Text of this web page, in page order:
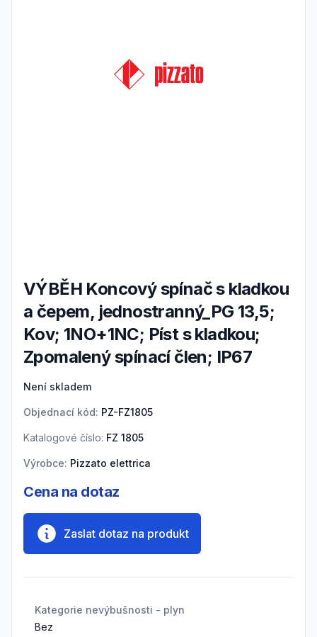
VÝBĚH Koncový spínač s kladkou
a čepem, jednostranný_PG 13,5;
Kov; 1NO+1NC; Píst s kladkou;
Zpomalený spínací člen; IP67
Není skladem
Objednací kód: PZ-FZ1805
Katalogové číslo: FZ 1805
Výrobce: Pizzato elettrica
Cena na dotaz
Zaslat dotaz na produkt
Kategorie nevýbušnosti - plyn
Bez